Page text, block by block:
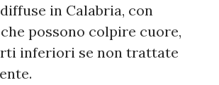
in Calabria, con
possono colpire cuore,
inferiori se non trattate